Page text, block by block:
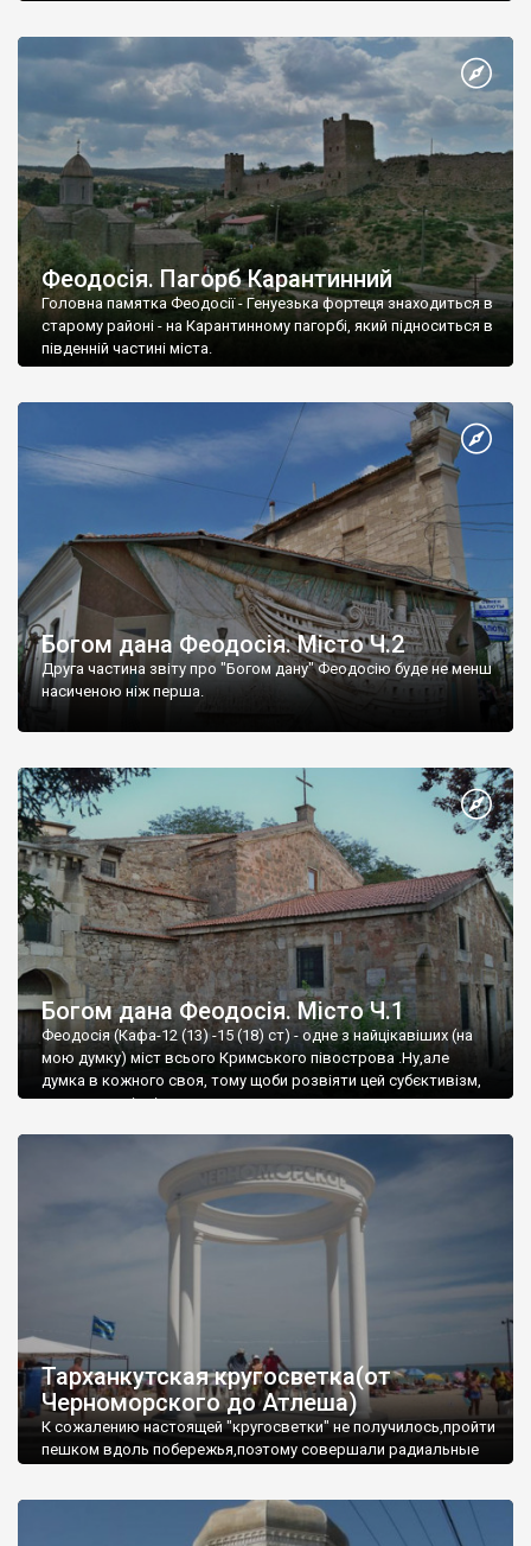
Феодосія. Пагорб Карантинний
Головна памятка Феодосії - Генуезька фортеця знаходиться в
старому районі - на Карантинному пагорбі, який підноситься в
південній частині міста.
Богом дана Феодосія. Місто Ч.2
Друга частина звіту про "Богом дану" Феодосію буде не менш
насиченою ніж перша.
Богом дана Феодосія. Місто Ч.1
Феодосія (Кафа-12 (13) -15 (18) ст) - одне з найцікавіших (на
мою думку) міст всього Кримського півострова .Ну,але
думка в кожного своя, тому щоби розвіяти цей субєктивізм,
запрошую відвідати це
Тарханкутская кругосветка(от
Черноморского до Атлеша)
К сожалению настоящей "кругосветки" не получилось,пройти
пешком вдоль побережья,поэтому совершали радиальные